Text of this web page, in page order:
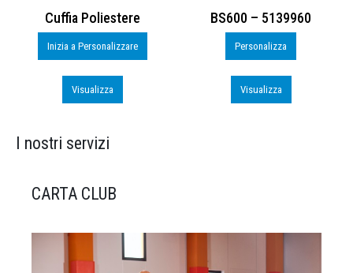
Cuffia Poliestere
Inizia a Personalizzare
Visualizza
BS600 – 5139960
Personalizza
Visualizza
I nostri servizi
CARTA CLUB